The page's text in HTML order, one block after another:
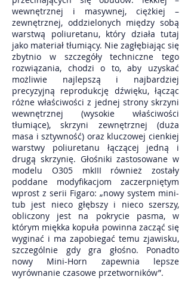
wewnętrznej i masywnej, ciężkiej –
zewnętrznej, oddzielonych między sobą
warstwą poliuretanu, który działa tutaj
jako materiał tłumiący. Nie zagłębiając się
zbytnio w szczegóły techniczne tego
rozwiązania, chodzi o to, aby uzyskać
możliwie najlepszą i najbardziej
precyzyjną reprodukcję dźwięku, łącząc
różne właściwości z jednej strony skrzyni
wewnętrznej (wysokie właściwości
tłumiące), skrzyni zewnętrznej (duża
masa i sztywność) oraz kluczowej cienkiej
warstwy poliuretanu łączącej jedną i
drugą skrzynię. Głośniki zastosowane w
modelu O305 mkIII również zostały
poddane modyfikacjom zaczerpniętym
wprost z serii Figaro: „nowy system mini-
tub jest nieco głębszy i nieco szerszy,
obliczony jest na pokrycie pasma, w
którym miękka kopuła powinna zacząć się
wyginać i ma zapobiegać temu zjawisku,
szczególnie gdy gra głośno. Ponadto
nowy Mini-Horn zapewnia lepsze
wyrównanie czasowe przetworników”.